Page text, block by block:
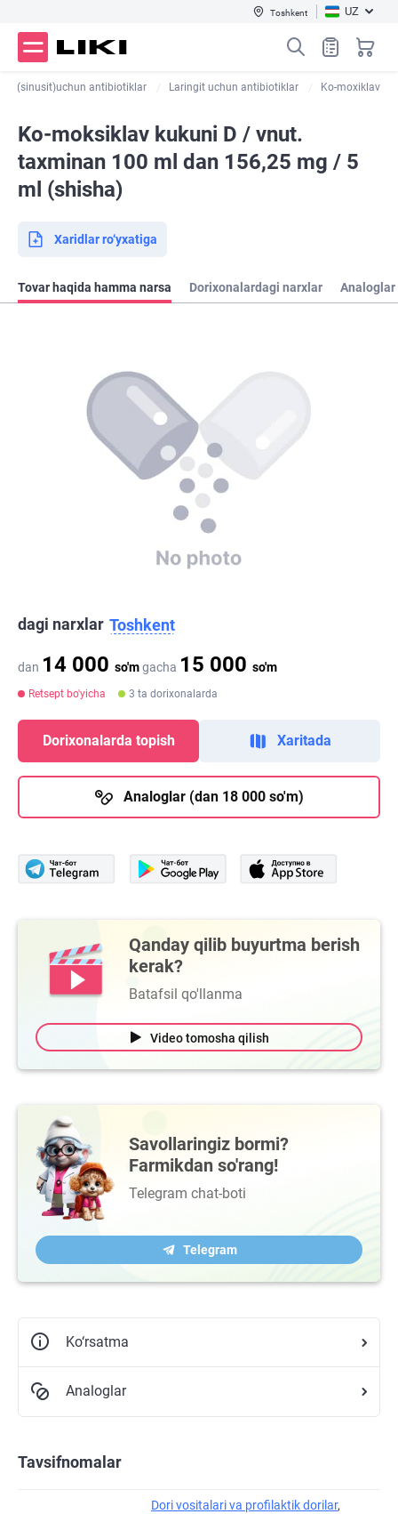
Toshkent UZ
(sinusit)uchun antibiotiklar Laringit uchun antibiotiklar Ko-moxiklav
Ko-moksiklav kukuni D / vnut.
taxminan 100 ml dan 156,25 mg / 5
ml (shisha)
Xaridlar ro‘yxatiga
Tovar haqida hamma narsa Dorixonalardagi narxlar Analoglar
dagi narxlar Toshkent
dan 14 000 so'mgacha 15 000 so'm
Retsept bo'yicha 3 ta dorixonalarda
Dorixonalarda topish Xaritada
Analoglar (dan 18 000 so'm)
Qanday qilib buyurtma berish
kerak?
Batafsil qo'llanma
Video tomosha qilish
Savollaringiz bormi?
Farmikdan so'rang!
Telegram chat-boti
Telegram
Ko‘rsatma
Analoglar
Tavsifnomalar
Dori vositalari va profilaktik dorilar,